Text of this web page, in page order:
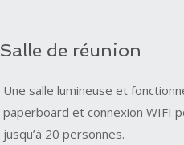
Salle de réunion
Une salle lumineuse et
paperboard et connexion WIFI
jusqu’à 20 personnes.